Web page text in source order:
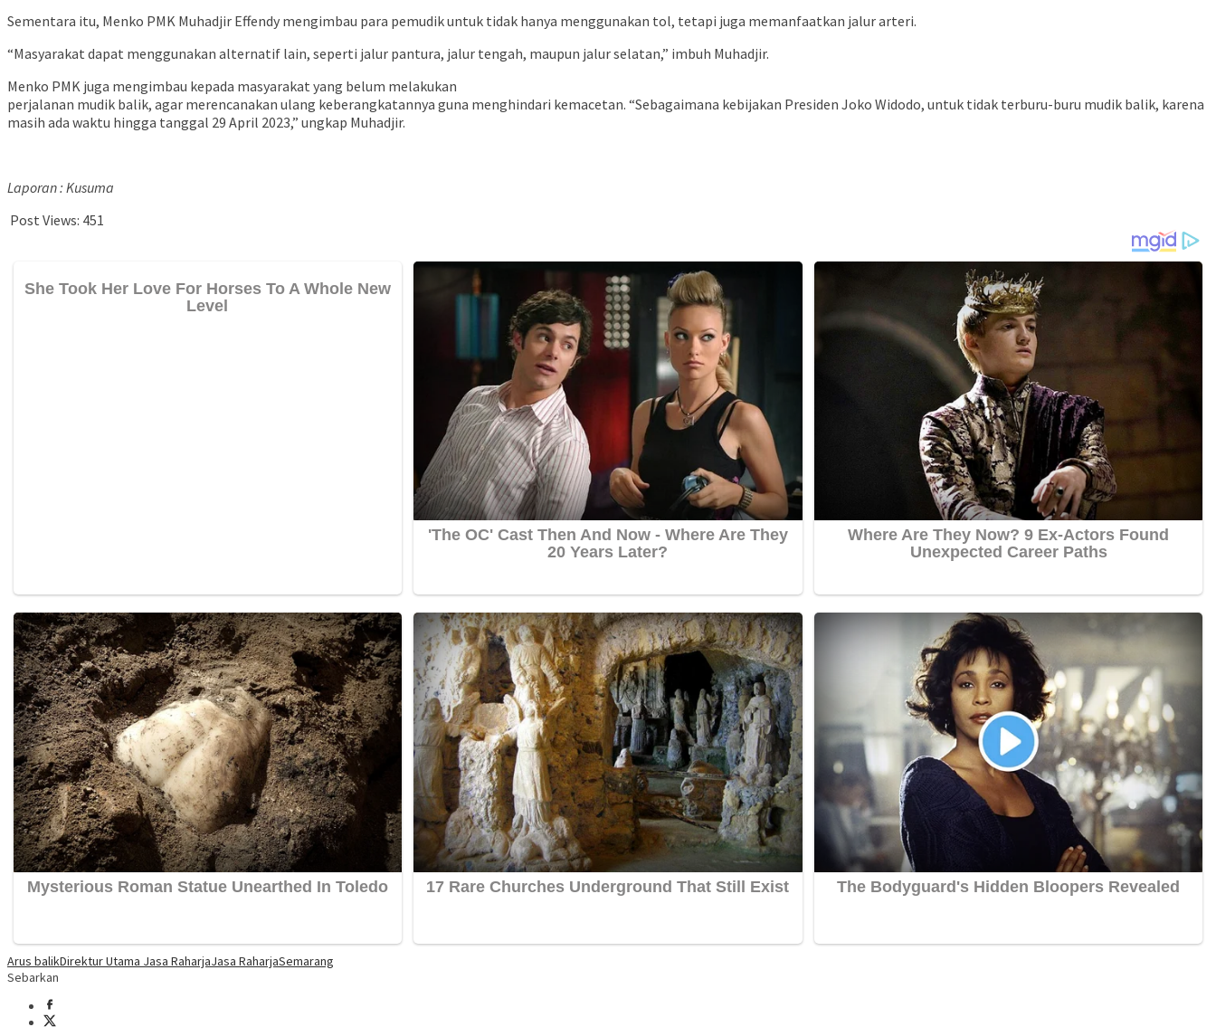
Sementara itu, Menko PMK Muhadjir Effendy mengimbau para pemudik untuk tidak hanya menggunakan tol, tetapi juga memanfaatkan jalur arteri.
“Masyarakat dapat menggunakan alternatif lain, seperti jalur pantura, jalur tengah, maupun jalur selatan,” imbuh Muhadjir.
Menko PMK juga mengimbau kepada masyarakat yang belum melakukan
perjalanan mudik balik, agar merencanakan ulang keberangkatannya guna menghindari kemacetan. “Sebagaimana kebijakan Presiden Joko Widodo, untuk tidak terburu-buru mudik balik, karena
masih ada waktu hingga tanggal 29 April 2023,” ungkap Muhadjir.
Laporan : Kusuma
Post Views: 451
Arus balikDirektur Utama Jasa RaharjaJasa RaharjaSemarang
Sebarkan